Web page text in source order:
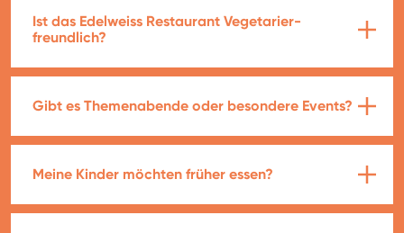
Ist das Edelweiss Restaurant Vegetarier-
freundlich?
Gibt es Themenabende oder besondere Events?
Meine Kinder möchten früher essen?